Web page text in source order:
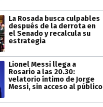
La Rosada busca culpables
después de la derrota en
el Senado y recalcula su
estrategia
Lionel Messi llega a
Rosario a las 20.30:
velatorio íntimo de Jorge
Messi, sin acceso al público